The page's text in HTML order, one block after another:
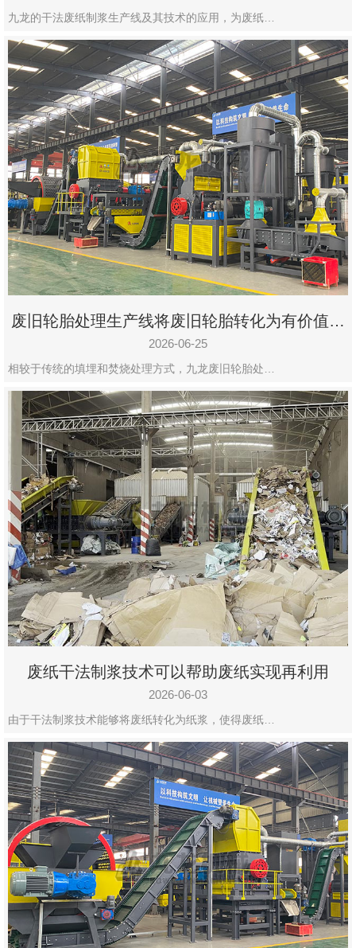
九龙的干法废纸制浆生产线及其技术的应用，为废纸…
废旧轮胎处理生产线将废旧轮胎转化为有价值的
资源
2026-06-25
相较于传统的填埋和焚烧处理方式，九龙废旧轮胎处…
废纸干法制浆技术可以帮助废纸实现再利用
2026-06-03
由于干法制浆技术能够将废纸转化为纸浆，使得废纸…